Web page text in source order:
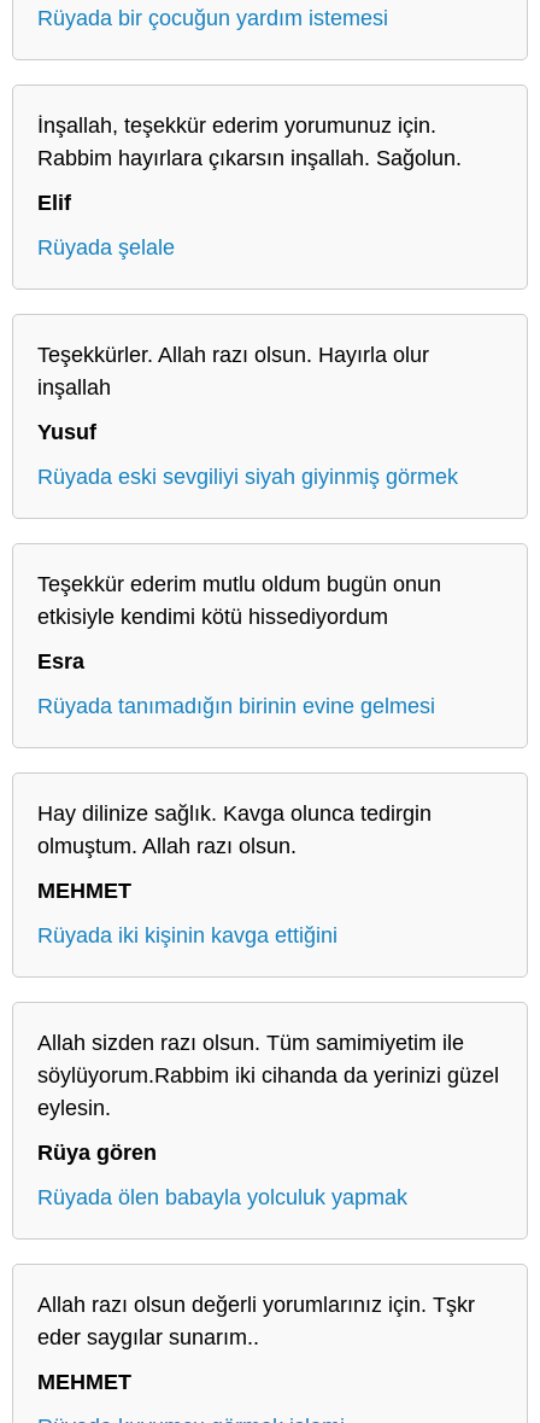
Rüyada bir çocuğun yardım istemesi
İnşallah, teşekkür ederim yorumunuz için.
Rabbim hayırlara çıkarsın inşallah. Sağolun.
Elif
Rüyada şelale
Teşekkürler. Allah razı olsun. Hayırla olur
inşallah
Yusuf
Rüyada eski sevgiliyi siyah giyinmiş görmek
Teşekkür ederim mutlu oldum bugün onun
etkisiyle kendimi kötü hissediyordum
Esra
Rüyada tanımadığın birinin evine gelmesi
Hay dilinize sağlık. Kavga olunca tedirgin
olmuştum. Allah razı olsun.
MEHMET
Rüyada iki kişinin kavga ettiğini
Allah sizden razı olsun. Tüm samimiyetim ile
söylüyorum.Rabbim iki cihanda da yerinizi güzel
eylesin.
Rüya gören
Rüyada ölen babayla yolculuk yapmak
Allah razı olsun değerli yorumlarınız için. Tşkr
eder saygılar sunarım..
MEHMET